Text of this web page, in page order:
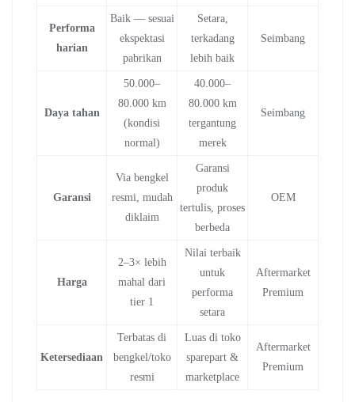
Performa
harian
Baik — sesuai
ekspektasi
pabrikan
Setara,
terkadang
lebih baik
Seimbang
Daya tahan
50.000–
80.000 km
(kondisi
normal)
40.000–
80.000 km
tergantung
merek
Seimbang
Garansi
Via bengkel
resmi, mudah
diklaim
Garansi
produk
tertulis, proses
berbeda
OEM
Harga
2–3× lebih
mahal dari
tier 1
Nilai terbaik
untuk
performa
setara
Aftermarket
Premium
Ketersediaan
Terbatas di
bengkel/toko
resmi
Luas di toko
sparepart &
marketplace
Aftermarket
Premium